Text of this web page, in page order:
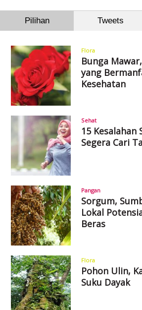
Pilihan Tweets
Flora
Bunga
yang
Kesehatan
Sehat
15 Kesalahan
Segera Cari
Pangan
Sorgum,
Lokal
Beras
Flora
Pohon Ulin,
Suku Dayak